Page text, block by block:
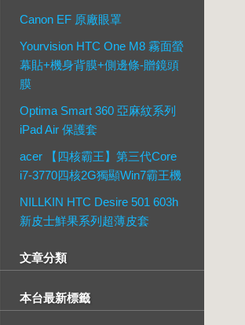
Canon EF 原廠眼罩
Yourvision HTC One M8 霧面螢
幕貼+機身背膜+側邊條-贈鏡頭
膜
Optima Smart 360 亞麻紋系列
iPad Air 保護套
acer 【四核霸王】第三代Core
i7-3770四核2G獨顯Win7霸王機
NILLKIN HTC Desire 501 603h
新皮士鮮果系列超薄皮套
文章分類
本台最新標籤